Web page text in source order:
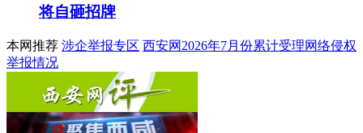
将自砸招牌
本网推荐 涉企举报专区 西安网2026年7月份累计受理网络侵权
举报情况